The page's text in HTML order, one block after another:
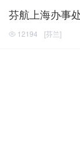
芬航上海办事
12194 [芬兰]